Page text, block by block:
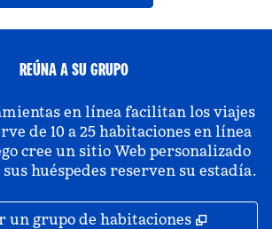
REÚNA A SU GRUPO
en línea facilitan los viajes
de 10 a 25 habitaciones en línea
cree un sitio Web personalizado
huéspedes reserven su estadía.
un grupo de habitaciones ,